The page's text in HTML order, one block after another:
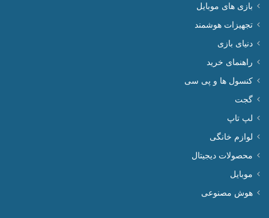
بازی های موبایل
تجهیزات هوشمند
دنیای بازی
راهنمای خرید
کنسول ها و پی سی
گجت
لپ تاپ
لوازم خانگی
محصولات دیجیتال
موبایل
هوش مصنوعی